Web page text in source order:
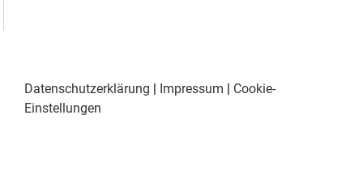
Datenschutzerklärung | Impressum | Cookie-
Einstellungen